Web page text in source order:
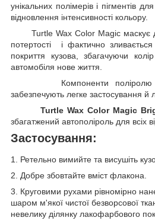
унікальних полімерів і пігментів
відновлення інтенсивності кольору.
Turtle Wax Color Magic маскує
потертості
і фактично
покриття кузова, збагачуючи
автомобіля нове життя.
Компоненти поліролю
забезпечують легке застосування й
Turtle Wax Color Magic
збагатжений автополіроль для всіх
Застосування:
1. Ретельно вимийте та висушіть
2. Добре збовтайте вміст флакона.
3. Круговими рухами рівномірно
шаром м'якої чистої безворсової
невелику ділянку лакофарбового